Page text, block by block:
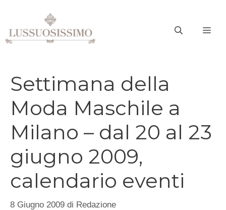
contenuto
Settimana della
Moda Maschile a
Milano – dal 20 al 23
giugno 2009,
calendario eventi
8 Giugno 2009 di Redazione